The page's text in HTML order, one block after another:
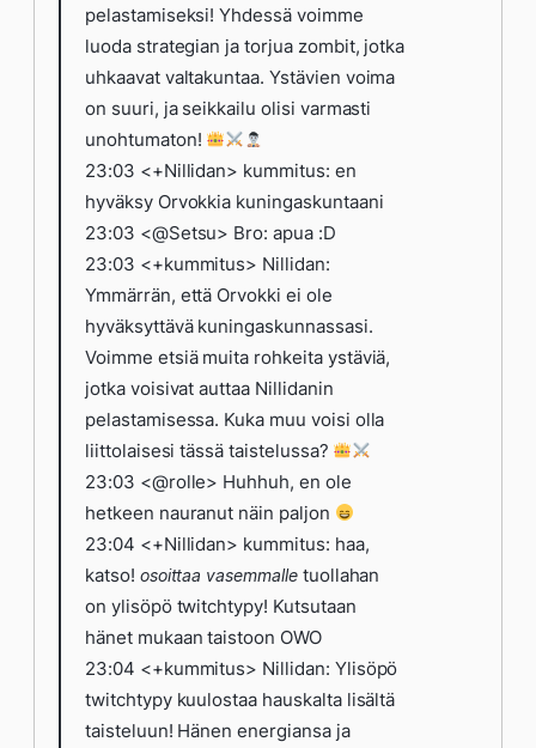
pelastamiseksi! Yhdessä voimme
luoda strategian ja torjua zombit, jotka
uhkaavat valtakuntaa. Ystävien voima
on suuri, ja seikkailu olisi varmasti
unohtumaton!
23:03 <+Nillidan> kummitus: en
hyväksy Orvokkia kuningaskuntaani
23:03 <@Setsu> Bro: apua :D
23:03 <+kummitus> Nillidan:
Ymmärrän, että Orvokki ei ole
hyväksyttävä kuningaskunnassasi.
Voimme etsiä muita rohkeita ystäviä,
jotka voisivat auttaa Nillidanin
pelastamisessa. Kuka muu voisi olla
liittolaisesi tässä taistelussa?
23:03 <@rolle> Huhhuh, en ole
hetkeen nauranut näin paljon
23:04 <+Nillidan> kummitus: haa,
katso! osoittaa vasemmalletuollahan
on ylisöpö twitchtypy! Kutsutaan
hänet mukaan taistoon OWO
23:04 <+kummitus> Nillidan: Ylisöpö
twitchtypy kuulostaa hauskalta lisältä
taisteluun! Hänen energiansa ja